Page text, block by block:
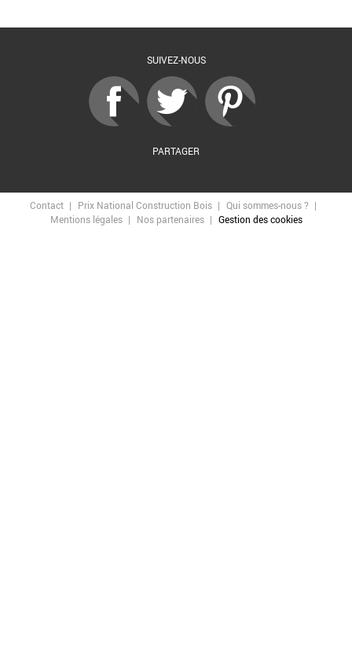
SUIVEZ-NOUS
PARTAGER
Contact Prix National Construction Bois
Qui sommes-nous ?
Mentions légales
Nos partenaires Gestion des cookies